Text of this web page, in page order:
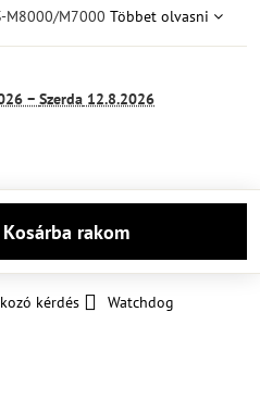
M8000/M7000 Többet olvasni
− Szerda 12.8.2026
Kosárba rakom
kérdés
Watchdog